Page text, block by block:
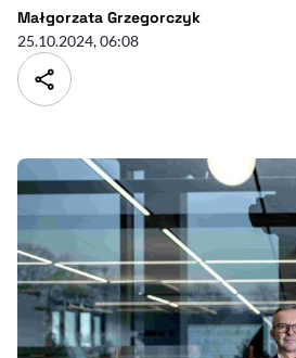
Małgorzata Grzegorczyk- autor
25.10.2024, 06:08